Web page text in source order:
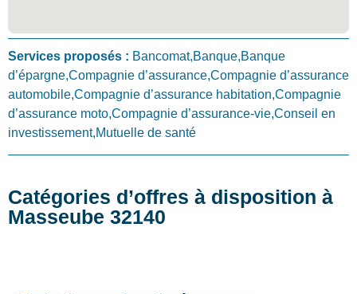
Services proposés : Bancomat,Banque,Banque
d’épargne,Compagnie d’assurance,Compagnie d’assurance
automobile,Compagnie d’assurance habitation,Compagnie
d’assurance moto,Compagnie d’assurance-vie,Conseil en
investissement,Mutuelle de santé
Catégories d’offres à disposition à
Masseube 32140